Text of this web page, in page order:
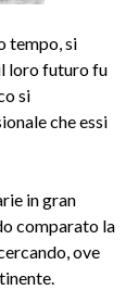
tempo, si
loro futuro fu
si
che essi
in gran
comparato la
ove